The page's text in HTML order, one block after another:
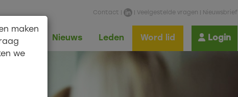
Contact | Veelgestelde vragen Nieuwsbrief
Shop Nieuws Leden Word lid Login
maken
we